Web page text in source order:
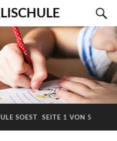
SOEST SEITE 1 VON 5